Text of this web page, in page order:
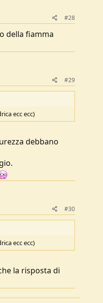
#28
della fiamma
#29
ecc ecc)
debbano
#30
ecc ecc)
la risposta di